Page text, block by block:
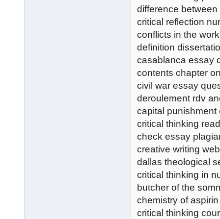
difference
critical reflection
conflicts in the
definition
casablanca essay
contents chapter
civil war essay
deroulement rdv
capital
critical thinking
check essay
creative writing
dallas theological
critical thinking in
butcher of the
chemistry of
critical thinking